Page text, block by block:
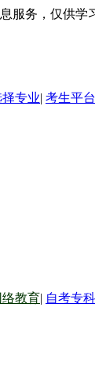
务，仅供学
专业| 考生平台
络教育| 自考专科